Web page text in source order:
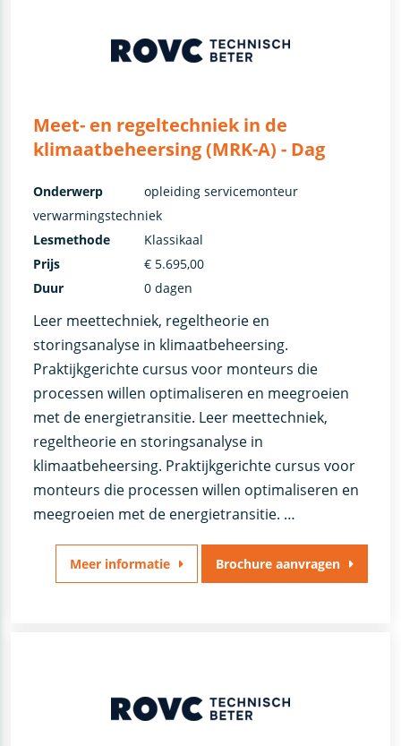
Meet- en regeltechniek in de
klimaatbeheersing (MRK-A) - Dag
Leer meettechniek, regeltheorie en
storingsanalyse in klimaatbeheersing.
Praktijkgerichte cursus voor monteurs die
processen willen optimaliseren en meegroeien
met de energietransitie. Leer meettechniek,
regeltheorie en storingsanalyse in
klimaatbeheersing. Praktijkgerichte cursus voor
monteurs die processen willen optimaliseren en
meegroeien met de energietransitie. …
Onderwerp
opleiding servicemonteur
verwarmingstechniek
Lesmethode
Klassikaal
Prijs
€ 5.695,00
Duur
0 dagen
Meer informatie Brochure aanvragen